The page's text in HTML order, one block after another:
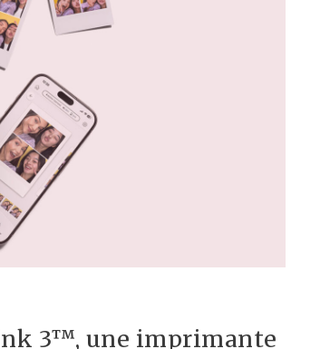
3™, une imprimante